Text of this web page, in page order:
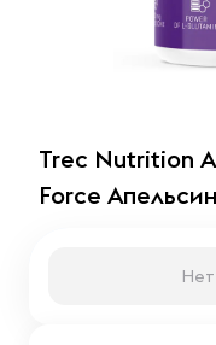
Trec Nutrition
Force